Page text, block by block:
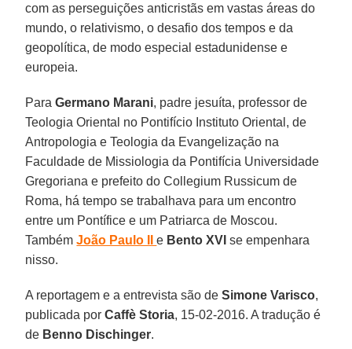
com as perseguições anticristãs em vastas áreas do
mundo, o relativismo, o desafio dos tempos e da
geopolítica, de modo especial estadunidense e
europeia.
ParaGermano Marani, padre jesuíta, professor de
Teologia Oriental no Pontifício Instituto Oriental, de
Antropologia e Teologia da Evangelização na
Faculdade de Missiologia da Pontifícia Universidade
Gregoriana e prefeito do Collegium Russicum de
Roma, há tempo se trabalhava para um encontro
entre um Pontífice e um Patriarca de Moscou.
TambémJoão Paulo IIe Bento XVI se empenhara
nisso.
A reportagem e a entrevista são deSimone Varisco,
publicada porCaffè Storia, 15-02-2016. A tradução é
de Benno Dischinger.